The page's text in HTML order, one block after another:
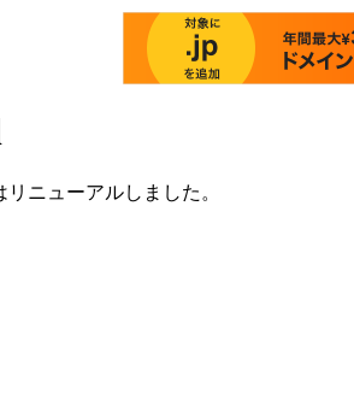
リニューアルしました。